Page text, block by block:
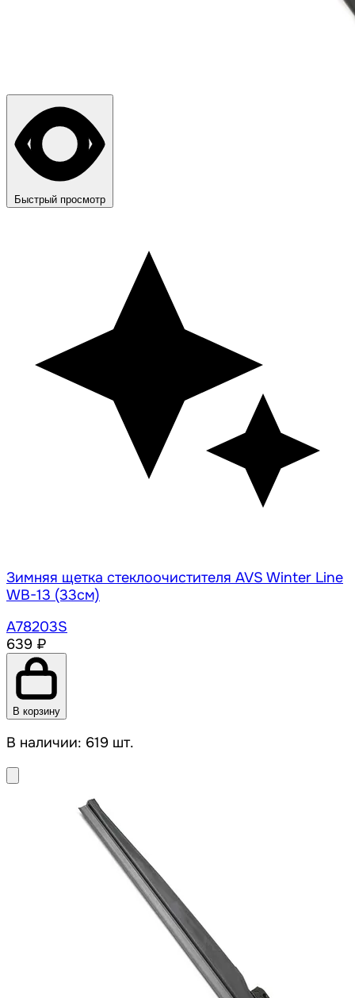
Быстрый просмотр
Зимняя щетка стеклоочистителя AVS Winter Line
WB-13 (33см)
A78203S
639 ₽
В корзину
В наличии: 619 шт.